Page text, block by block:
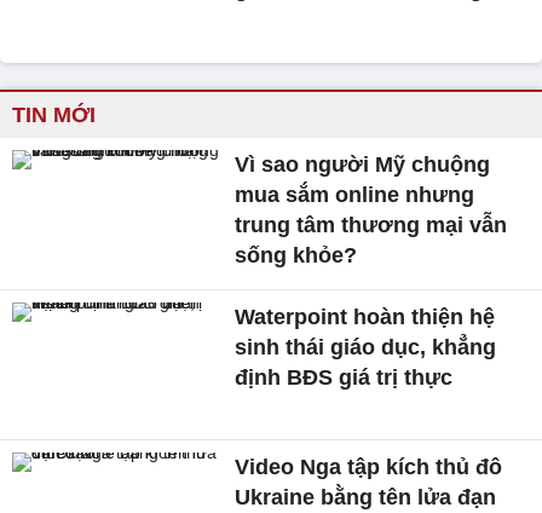
TIN MỚI
Vì sao người Mỹ chuộng
mua sắm online nhưng
trung tâm thương mại vẫn
sống khỏe?
Waterpoint hoàn thiện hệ
sinh thái giáo dục, khẳng
định BĐS giá trị thực
Video Nga tập kích thủ đô
Ukraine bằng tên lửa đạn